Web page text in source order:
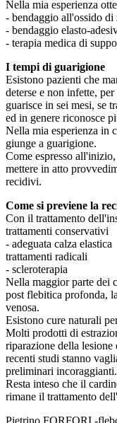
Nella mia esperienza
- bendaggio all'ossido
- bendaggio elasto-
- terapia medica di
I tempi di guarigione
Esistono pazienti che
deterse e non infette,
guarisce in sei mesi, se
ed in genere riconosce
Nella mia esperienza in
giunge a guarigione.
Come espresso
mettere in atto
recidivi.
Come si previene la
Con il trattamento
trattamenti conservativi
- adeguata calza elastica
trattamenti radicali
- scleroterapia
Nella maggior parte dei
post flebitica profonda,
venosa.
Esistono cure naturali
Molti prodotti di
riparazione della
recenti studi stanno
preliminari incoraggianti.
Resta inteso che il
rimane il trattamento